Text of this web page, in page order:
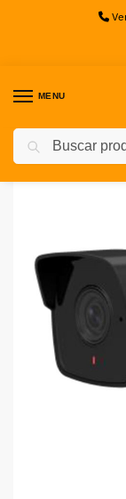
MENU
Inicio Cámaras de